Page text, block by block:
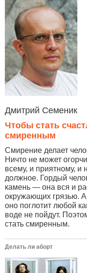
Дмитрий Семеник
Чтобы стать
смиренным
Смирение делает
Ничто не может
всему, и приятному, и
должное. Гордый
камень — она вся и
окружающих грязью.
оно поглотит любой
воде не пойдут.
стать смиренным.
Делать ли аборт